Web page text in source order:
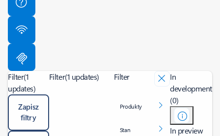
Filter(1
updates)
Zapisz
filtry
Filter(1 updates) Filter
Produkty
Stan
In
development
(0)
In preview